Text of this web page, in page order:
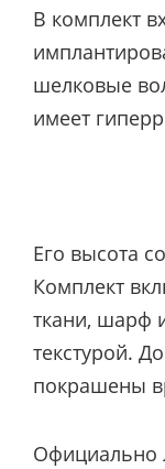
В комплект
шелковые
имеет
Его высота
Комплект
ткани, шарф
текстурой.
покрашены
Официально